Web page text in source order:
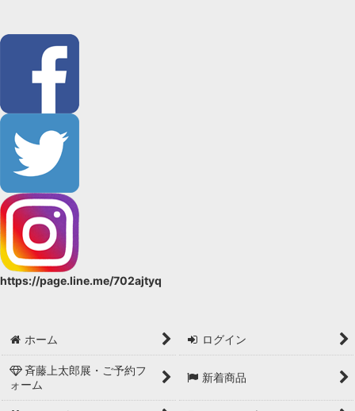
https://page.line.me/702ajtyq
ホーム ログイン
斉藤上太郎展・ご予約フ
ォーム
新着商品